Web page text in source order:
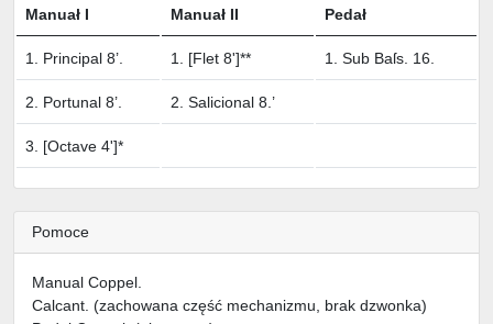
Manuał I Manuał II Pedał
1. Principal 8’. 1. [Flet 8']** 1. Sub Baſs. 16.
2. Portunal 8’. 2. Salicional 8.’
3. [Octave 4']*
Pomoce
Manual Coppel.
Calcant. (zachowana część mechanizmu, brak dzwonka)